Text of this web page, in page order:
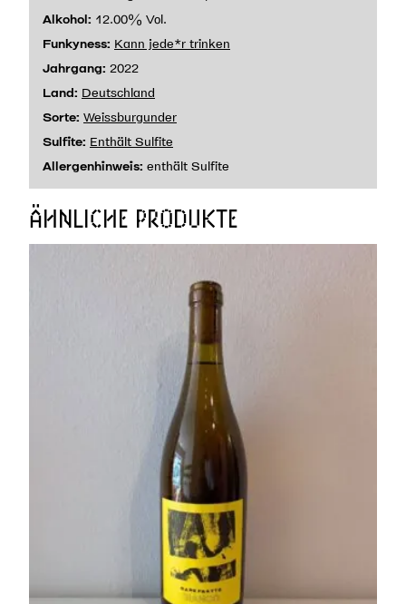
Alkohol: 12.00% Vol.
Funkyness: Kann jede*r trinken
Jahrgang: 2022
Land: Deutschland
Sorte: Weissburgunder
Sulfite: Enthält Sulfite
Allergenhinweis: enthält Sulfite
ÄHNLICHE PRODUKTE